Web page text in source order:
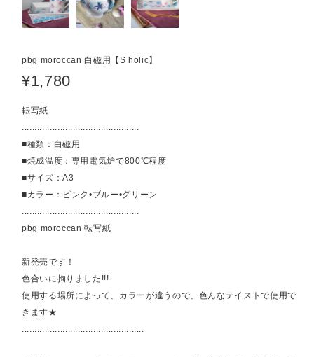
pbg moroccan 白磁用【S holic】
¥1,780
転写紙
..............................................
■種類：白磁用
■焼成温度：専用電気炉で800℃程度
■サイズ：A3
■カラー：ピンク•ブルー•グリーン
..............................................
pbg moroccan 転写紙
新発売です！
色合いに拘りました!!!
使用する場所によって、カラーが違うので、色んなテイストで使用で
きます★
................................................